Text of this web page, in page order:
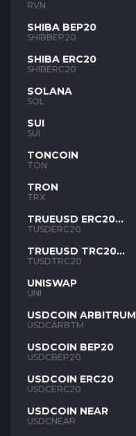
RVN
SHIBA BEP20
SHIBBEP20
SHIBA ERC20
SHIBERC20
SOLANA
SOL
SUI
SUI
TONCOIN
TON
TRON
TRX
TRUEUSD ERC20
TUSD
TUSDERC20
TRUEUSD TRC20
TUSD
TUSDTRC20
UNISWAP
UNI
USDCOIN ARBITRUM
USDCARBTM
USDCOIN BEP20
USDCBEP20
USDCOIN ERC20
USDCERC20
USDCOIN NEAR
USDCNEAR